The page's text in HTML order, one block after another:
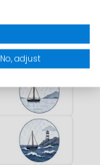
No, adjust